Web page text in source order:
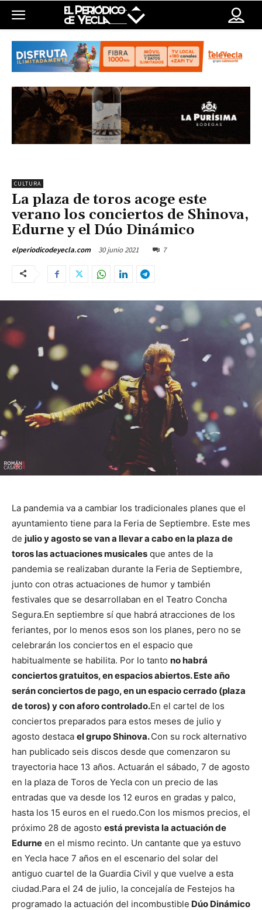
CULTURA
La plaza de toros acoge este
verano los conciertos de Shinova,
Edurne y el Dúo Dinámico
elperiodicodeyecla.com 30 junio 2021 7
La pandemia va a cambiar los tradicionales planes que el
ayuntamiento tiene para la Feria de Septiembre. Este mes
de julio y agosto se van a llevar a cabo en la plaza de
toros las actuaciones musicales que antes de la
pandemia se realizaban durante la Feria de Septiembre,
junto con otras actuaciones de humor y también
festivales que se desarrollaban en el Teatro Concha
Segura.En septiembre sí que habrá atracciones de los
feriantes, por lo menos esos son los planes, pero no se
celebrarán los conciertos en el espacio que
habitualmente se habilita. Por lo tanto no habrá
conciertos gratuitos, en espacios abiertos. Este año
serán conciertos de pago, en un espacio cerrado (plaza
de toros) y con aforo controlado.En el cartel de los
conciertos preparados para estos meses de julio y
agosto destaca el grupo Shinova.Con su rock alternativo
han publicado seis discos desde que comenzaron su
trayectoria hace 13 años. Actuarán el sábado, 7 de agosto
en la plaza de Toros de Yecla con un precio de las
entradas que va desde los 12 euros en gradas y palco,
hasta los 15 euros en el ruedo.Con los mismos precios, el
próximo 28 de agosto está prevista la actuación de
Edurne en el mismo recinto. Un cantante que ya estuvo
en Yecla hace 7 años en el escenario del solar del
antiguo cuartel de la Guardia Civil y que vuelve a esta
ciudad.Para el 24 de julio, la concejalía de Festejos ha
programado la actuación del incombustible Dúo Dinámico